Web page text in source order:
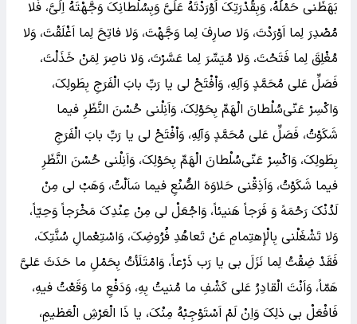
بَهَظَنى‌ حَمْلُهُ، وَبِقُدْرَتِکَ اَوْرَدْتَهُ عَلَىَّ وَبِسُلْطانِکَ وَجَّهْتَهُ اِلَىَّ، فَلا
مُصْدِرَ لِما اَوْرَدْتَ، وَلا صارِفَ لِما وَجَّهْتَ، وَلا فاتِحَ لِما اَغْلَقْتَ، وَلا
مُغْلِقَ لِما فَتَحْتَ، وَلا مُیَسِّرَ لِما عَسَّرْتَ، وَلا ناصِرَ لِمَنْ خَذَلْتَ،
‌فَصَلِّ عَلى مُحَمَّدٍ وَآلِهِ، وَاْفْتَحْ لى‌ یا رَبِّ بابَ الْفَرَجِ بِطَولِکَ،
وَاکْسِرْ عَنّى‌سُلْطانَ الْهَمِّ بِحَوْلِکَ، وَاَنِلْنى‌ حُسْنَ النَّظَرِ فیما
شَکَوْتُ، فَصَلِّ عَلى مُحَمَّدٍ وَآلِهِ، وَاْفْتَحْ لى‌ یا رَبِّ بابَ الْفَرَجِ
بِطَولِکَ، وَاکْسِرْ عَنّى‌سُلْطانَ الْهَمِّ بِحَوْلِکَ، وَاَنِلْنى‌ حُسْنَ النَّظَرِ
فیما شَکَوْتُ، ‌وَاَذِقْنى حَلاوَهَ الصُّنْعِ فیما سَاَلْتُ، وَهَبْ لى‌ مِنْ
لَدُنْکَ رَحْمَهً وَ فَرَجاً هَنیئاً، وَاجْعَلْ لى‌ مِنْ عِنْدِکَ مَخْرَجاً وَحِیّاً،
‌وَلا تَشْغَلْنى‌ بِالْإِهتِمامِ عَنْ تَعاهُدِ فُرُوضِکَ، وَاسْتِعْمالِ سُنَّتِکَ،
‌فَقَدْ ضِقْتُ لِما نَزَلَ بى‌ یا رَب ذَرْعاً، وَامْتَلَأتُ بِحَمْلِ ما حَدَثَ عَلىَّ
هَمّاً، ‌وَاَنْتَ الْقادِرُ عَلى‌ کَشْفِ ما مُنیتُ بِهِ، وَدَفْعِ ما وَقَعْتُ فیهِ،
فَافْعَلْ بى‌ ذلِکَ وَاِنْ لَمْ اَسْتَوْجِبْهُ‌ مِنْکَ، یا ذَا الْعَرْشِ الْعَظیمِ،